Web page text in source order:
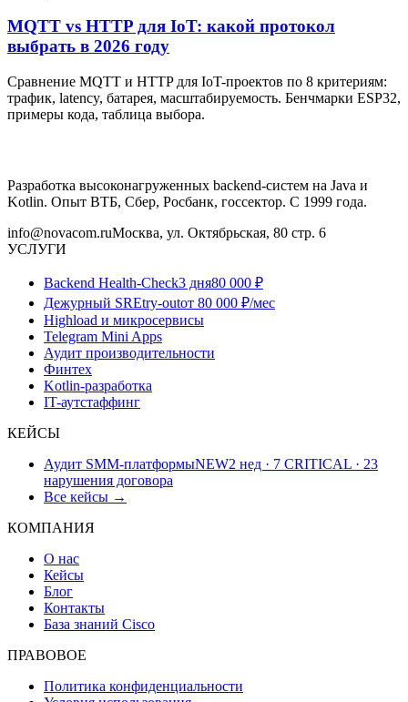
MQTT vs HTTP для IoT: какой протокол
выбрать в 2026 году
Сравнение MQTT и HTTP для IoT-проектов по 8 критериям:
трафик, latency, батарея, масштабируемость. Бенчмарки ESP32,
примеры кода, таблица выбора.
Разработка высоконагруженных backend-систем на Java и
Kotlin. Опыт ВТБ, Сбер, Росбанк, госсектор. С 1999 года.
info@novacom.ruМосква, ул. Октябрьская, 80 стр. 6
УСЛУГИ
Backend Health-Check3 дня80 000 ₽
Дежурный SREtry-outот 80 000 ₽/мес
Highload и микросервисы
Telegram Mini Apps
Аудит производительности
Финтех
Kotlin-разработка
IT-аутстаффинг
КЕЙСЫ
Аудит SMM-платформыNEW2 нед · 7 CRITICAL · 23
нарушения договора
Все кейсы →
КОМПАНИЯ
О нас
Кейсы
Блог
Контакты
База знаний Cisco
ПРАВОВОЕ
Политика конфиденциальности